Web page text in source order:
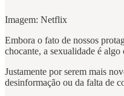
Imagem: Netflix
Embora o fato de nossos
chocante, a sexualidade é
Justamente por serem mais
desinformação ou da falta de